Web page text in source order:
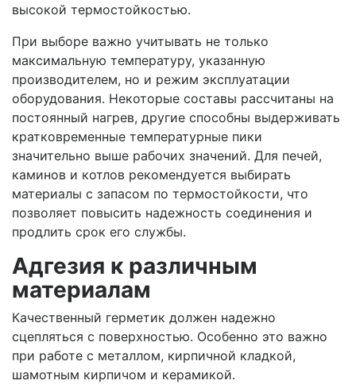
высокой термостойкостью.
При выборе важно учитывать не только
максимальную температуру, указанную
производителем, но и режим эксплуатации
оборудования. Некоторые составы рассчитаны на
постоянный нагрев, другие способны выдерживать
кратковременные температурные пики
значительно выше рабочих значений. Для печей,
каминов и котлов рекомендуется выбирать
материалы с запасом по термостойкости, что
позволяет повысить надежность соединения и
продлить срок его службы.
Адгезия к различным
материалам
Качественный герметик должен надежно
сцепляться с поверхностью. Особенно это важно
при работе с металлом, кирпичной кладкой,
шамотным кирпичом и керамикой.